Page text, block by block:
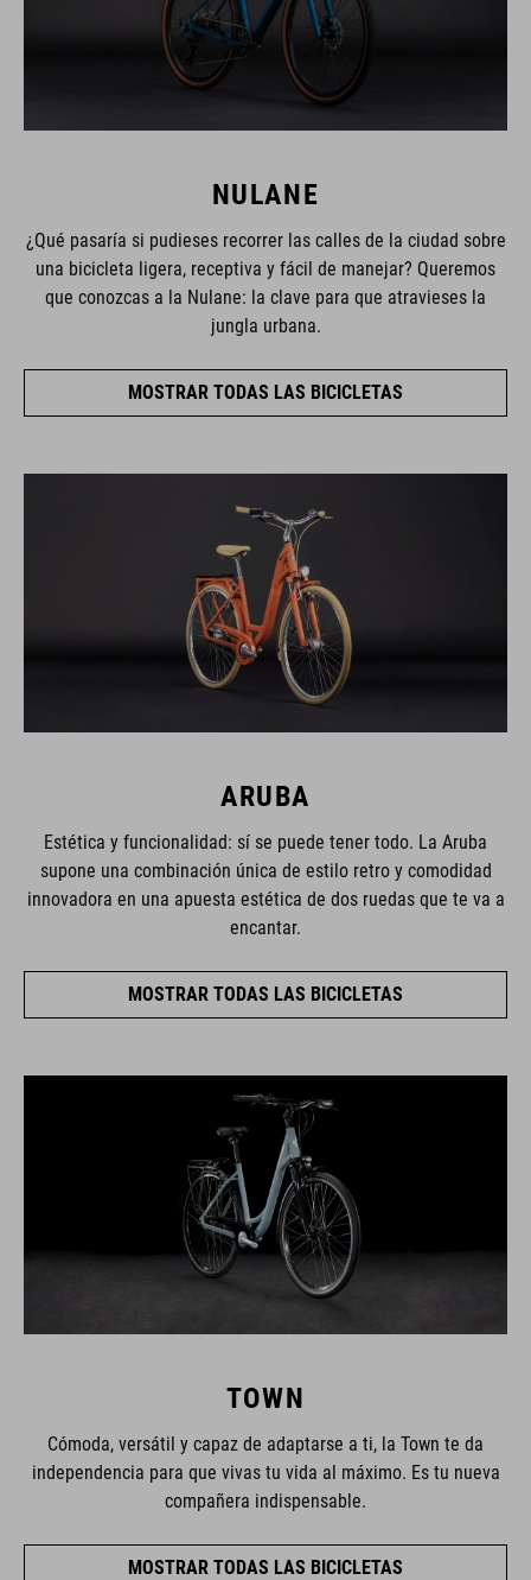
NULANE
¿Qué pasaría si pudieses recorrer las calles de la ciudad sobre
una bicicleta ligera, receptiva y fácil de manejar? Queremos
que conozcas a la Nulane: la clave para que atravieses la
jungla urbana.
MOSTRAR TODAS LAS BICICLETAS
ARUBA
Estética y funcionalidad: sí se puede tener todo. La Aruba
supone una combinación única de estilo retro y comodidad
innovadora en una apuesta estética de dos ruedas que te va a
encantar.
MOSTRAR TODAS LAS BICICLETAS
TOWN
Cómoda, versátil y capaz de adaptarse a ti, la Town te da
independencia para que vivas tu vida al máximo. Es tu nueva
compañera indispensable.
MOSTRAR TODAS LAS BICICLETAS